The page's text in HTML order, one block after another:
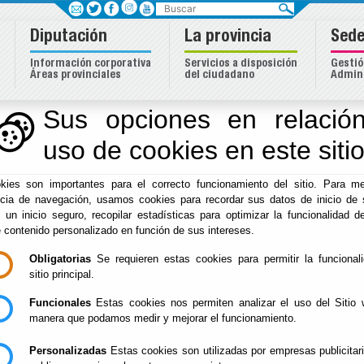
Sus opciones en
uso de cookies en este sitio
son importantes para el correcto funcionamiento del sitio. Para
de navegación, usamos cookies para recordar sus datos de inicio de
un inicio seguro, recopilar estadísticas para optimizar la funcionalidad
contenido personalizado en función de sus intereses.
Obligatorias Se requieren estas cookies para permitir la
sitio principal.
Funcionales Estas cookies nos permiten analizar el uso del Sitio
manera que podamos medir y mejorar el funcionamiento.
Personalizadas Estas cookies son utilizadas por empresas
Almeriense
Inicio - Cultura y Cine - Patrimonio - DPC
MÚSICA Y DANZA
TRADICIONAL
ALMERIENSE
Del : 14/02/
Lugar:
Perido: 09 -
Tipo: Arte y
DE MI PUEBLO"
Del : 01/01/
Lugar:
Buscar
Diputación
Información corporativa
Áreas provinciales
La provincia
Servicios a disposición
del ciudadano